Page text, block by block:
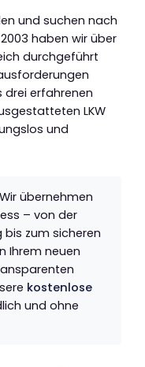
und suchen nach
haben wir über
durchgeführt
drei erfahrenen
LKW
und
Wir übernehmen
– von der
bis zum sicheren
Ihrem neuen
kostenlose
und ohne